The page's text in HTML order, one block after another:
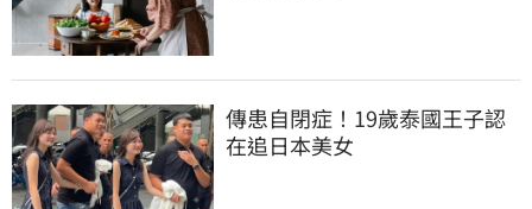
傳患自閉症！19歲泰國王子認
在追日本美女